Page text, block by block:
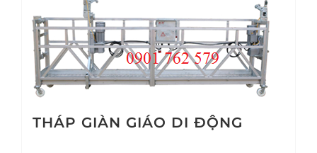
THÁP GIÀN GIÁO DI ĐỘNG